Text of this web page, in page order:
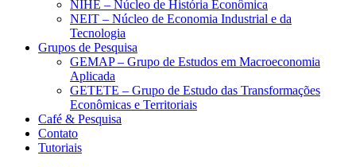
NIHE – Núcleo de História Econômica
NEIT – Núcleo de Economia Industrial e da
Tecnologia
Grupos de Pesquisa
GEMAP – Grupo de Estudos em Macroeconomia
Aplicada
GETETE – Grupo de Estudo das Transformações
Econômicas e Territoriais
Café & Pesquisa
Contato
Tutoriais